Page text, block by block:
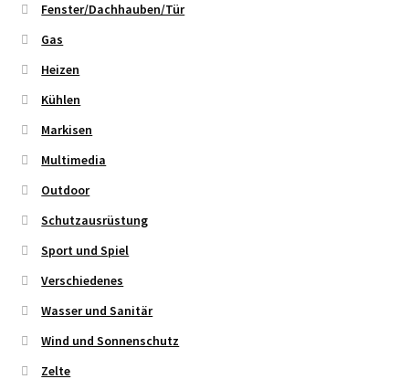
Fenster/Dachhauben/Tür
Gas
Heizen
Kühlen
Markisen
Multimedia
Outdoor
Schutzausrüstung
Sport und Spiel
Verschiedenes
Wasser und Sanitär
Wind und Sonnenschutz
Zelte